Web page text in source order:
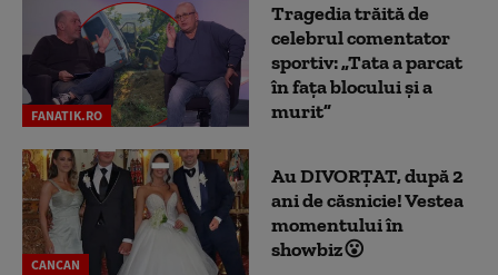
FANATIK.RO
Tragedia trăită de
celebrul comentator
sportiv: „Tata a parcat
în fața blocului și a
murit”
CANCAN
Au DIVORȚAT, după 2
ani de căsnicie! Vestea
momentului în
showbiz😮